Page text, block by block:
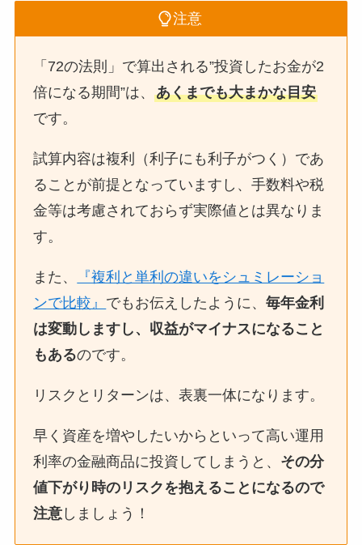
注意
「72の法則」で算出される”投資したお金が2
倍になる期間”は、あくまでも大まかな目安
です。
試算内容は複利（利子にも利子がつく）であ
ることが前提となっていますし、手数料や税
金等は考慮されておらず実際値とは異なりま
す。
また、
『複利と単利の違いをシュミレーショ
ンで比較』 でもお伝えしたように、毎年金利
は変動しますし、収益がマイナスになること
もあるのです。
リスクとリターンは、表裏一体になります。
早く資産を増やしたいからといって高い運用
利率の金融商品に投資してしまうと、 その分
値下がり時のリスクを抱えることになるので
注意 しましょう！